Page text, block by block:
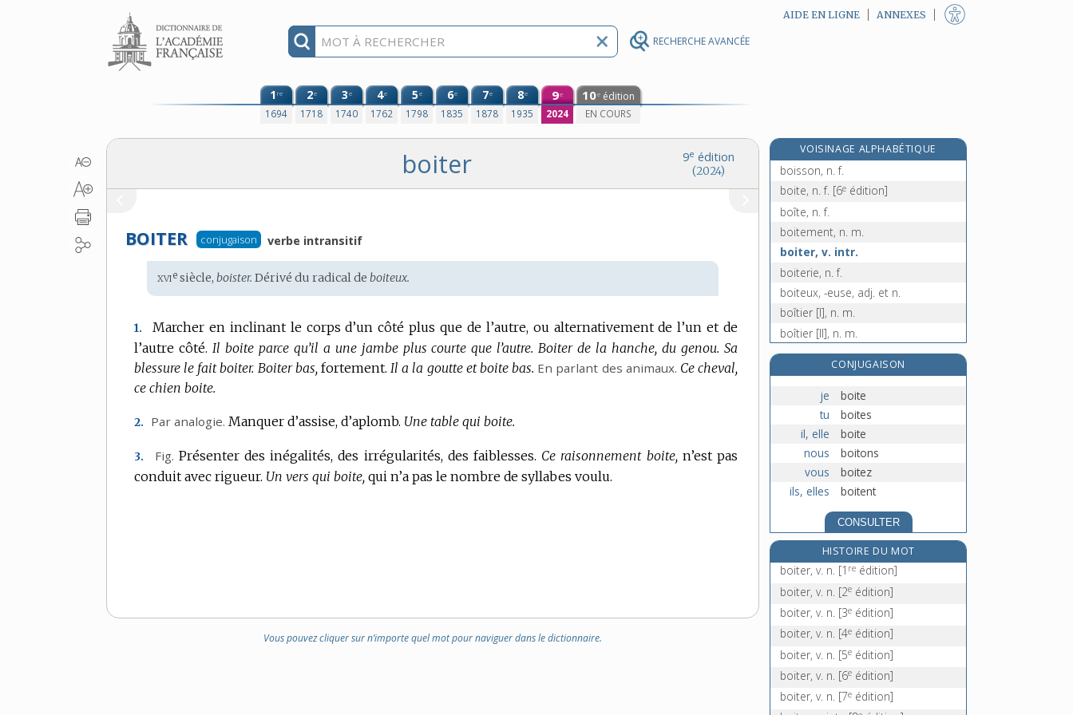
RECHERCHE AVANCÉE
Aller au contenu AIDE EN LIGNE ANNEXES
1re
1694
2e
1718
3e
1740
4e
1762
5e
1798
6e
1835
7e
1878
8e
1935
9e
2024
10e édition
EN COURS
9e édition
(2024)
boiter
BOITER conjugaison verbe intransitif
Étymologie
:
xvie siècle,boister. Dérivé du radical deboiteux.
1.
Marcher en inclinant le corps d’un côté plus que de l’autre, ou alternativement de l’un et de
l’autre côté. Il boite parce qu’il a une jambe plus courte que l’autre. Boiter de la hanche, du genou. Sa
blessure le fait boiter. Boiter bas, fortement. Il a la goutte et boite bas. En parlant des animaux. Ce cheval,
ce chien boite.
2. Par analogie. Manquer d’assise, d’aplomb. Une table qui boite.
3. Fig. Présenter des inégalités, des irrégularités, des faiblesses. Ce raisonnement boite, n’est pas
conduit avec rigueur. Un vers qui boite, qui n’a pas le nombre de syllabes voulu.
Vous pouvez cliquer sur n’importe quel mot pour naviguer dans le dictionnaire.
VOISINAGE ALPHABÉTIQUE
boissellerie, n. f.
boisson, n. f.
boite, n. f. [6e édition]
boîte, n. f.
boitement, n. m.
boiter, v. intr.
boiterie, n. f.
boiteux, -euse, adj. et n.
boîtier [I], n. m.
boîtier [II], n. m.
boitillant, -ante, adj.
boitillement, n. m.
boitiller, v. intr.
boit-sans-soif, n.
boitte, n. f.
CONJUGAISON
je
boite
tu
boites
il, elle
boite
nous
boitons
vous
boitez
ils, elles
boitent
CONSULTER
HISTOIRE DU MOT
boiter, v. n. [1 re édition]
boiter, v. n. [2e édition]
boiter, v. n. [3e édition]
boiter, v. n. [4e édition]
boiter, v. n. [5e édition]
boiter, v. n. [6e édition]
boiter, v. n. [7e édition]